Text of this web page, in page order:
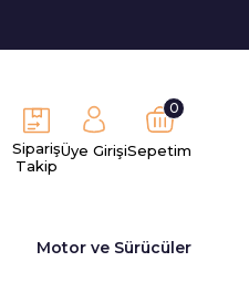
Sipariş
Takip
Üye GirişiSepetim
0
Motor ve Sürücüler